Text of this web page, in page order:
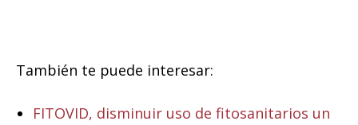
También te puede interesar:
FITOVID, disminuir uso de fitosanitarios un